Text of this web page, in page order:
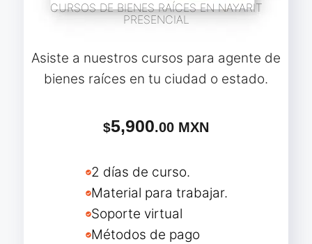
CURSOS DE BIENES RAÍCES EN NAYARIT
PRESENCIAL
Asiste a nuestros cursos para agente de
bienes raíces en tu ciudad o estado.
$5,900.00 MXN
2 días de curso.
Material para trabajar.
Soporte virtual
Métodos de pago